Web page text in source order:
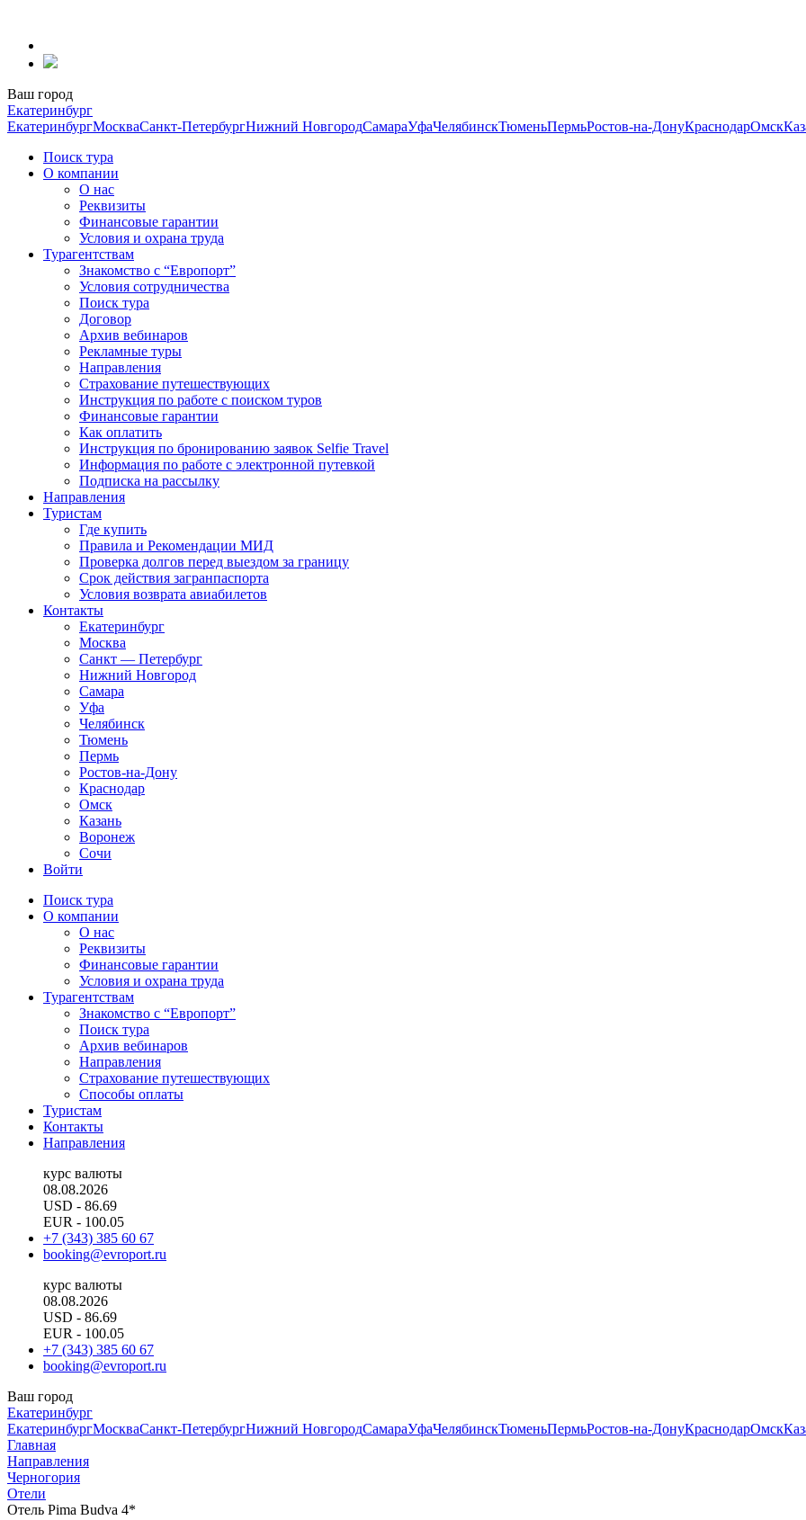
содержанию
Ваш город
Екатеринбург
ЕкатеринбургМоскваСанкт-ПетербургНижний НовгородСамараУфаЧелябинскТюменьПермьРостов-на-ДонуКраснодарОмск
Поиск тура
О компании
О нас
Реквизиты
Финансовые гарантии
Условия и охрана труда
Турагентствам
Знакомство с “Европорт”
Условия сотрудничества
Поиск тура
Договор
Архив вебинаров
Рекламные туры
Направления
Страхование путешествующих
Инструкция по работе с поиском туров
Финансовые гарантии
Как оплатить
Инструкция по бронированию заявок Selfie Travel
Информация по работе с электронной путевкой
Подписка на рассылку
Направления
Туристам
Где купить
Правила и Рекомендации МИД
Проверка долгов перед выездом за границу
Срок действия загранпаспорта
Условия возврата авиабилетов
Контакты
Екатеринбург
Москва
Санкт — Петербург
Нижний Новгород
Самара
Уфа
Челябинск
Тюмень
Пермь
Ростов-на-Дону
Краснодар
Омск
Казань
Воронеж
Сочи
Войти
Поиск тура
О компании
О нас
Реквизиты
Финансовые гарантии
Условия и охрана труда
Турагентствам
Знакомство с “Европорт”
Поиск тура
Архив вебинаров
Направления
Страхование путешествующих
Способы оплаты
Туристам
Контакты
Направления
курс валюты
08.08.2026
USD - 86.69
EUR - 100.05
+7 (343) 385 60 67
booking@evroport.ru
курс валюты
08.08.2026
USD - 86.69
EUR - 100.05
+7 (343) 385 60 67
booking@evroport.ru
Ваш город
Екатеринбург
ЕкатеринбургМоскваСанкт-ПетербургНижний НовгородСамараУфаЧелябинскТюменьПермьРостов-на-ДонуКраснодарОмск
Главная
Направления
Черногория
Отели
Отель Pima Budva 4*